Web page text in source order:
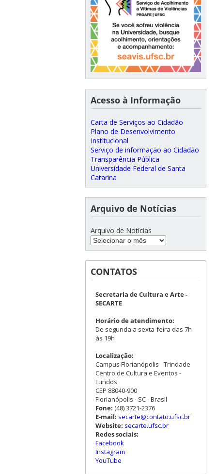
Acesso à Informação
Carta de Serviços ao Cidadão
Plano de Desenvolvimento
Institucional
Serviço de informação ao Cidadão
Transparência Pública
Universidade Federal de Santa
Catarina
Arquivo de Notícias
Arquivo de Notícias
CONTATOS
Secretaria de Cultura e Arte -
SECARTE
Horário de atendimento:
De segunda a sexta-feira das 7h
às 19h
Localização:
Campus Florianópolis - Trindade
Centro de Cultura e Eventos -
Fundos
CEP 88040-900
Florianópolis - SC - Brasil
Fone: (48) 3721-2376
E-mail: secarte@contato.ufsc.br
Website: secarte.ufsc.br
Redes sociais:
Facebook
Instagram
YouTube